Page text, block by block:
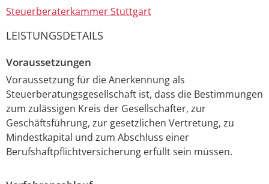
Steuerberaterkammer Stuttgart
LEISTUNGSDETAILS
Voraussetzungen
Voraussetzung für die Anerkennung als
Steuerberatungsgesellschaft ist, dass die Bestimmungen
zum zulässigen Kreis der Gesellschafter, zur
Geschäftsführung, zur gesetzlichen Vertretung, zu
Mindestkapital und zum Abschluss einer
Berufshaftpflichtversicherung erfüllt sein müssen.